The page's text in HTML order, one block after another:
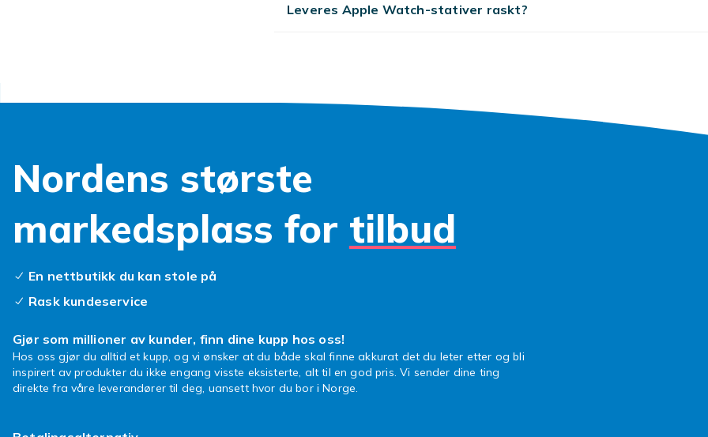
Enten du kjøper et ladestativ, en dokkingstasjon eller bare et stilig og
lader smartklokken din!
Leveres Apple Watch-stativer raskt?
Nordens største
markedsplass for tilbud
En nettbutikk du kan stole på
Rask kundeservice
Gjør som millioner av kunder, finn dine kupp hos oss!
Hos oss gjør du alltid et kupp, og vi ønsker at du både skal finne akkurat det du leter etter og bli
inspirert av produkter du ikke engang visste eksisterte, alt til en god pris. Vi sender dine ting
direkte fra våre leverandører til deg, uansett hvor du bor i Norge.